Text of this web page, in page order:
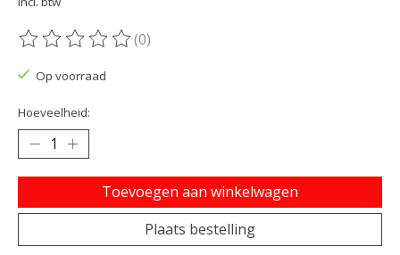
De beoordeling van dit product is
(0)
Op voorraad
Hoeveelheid:
Toevoegen aan winkelwagen
Plaats bestelling